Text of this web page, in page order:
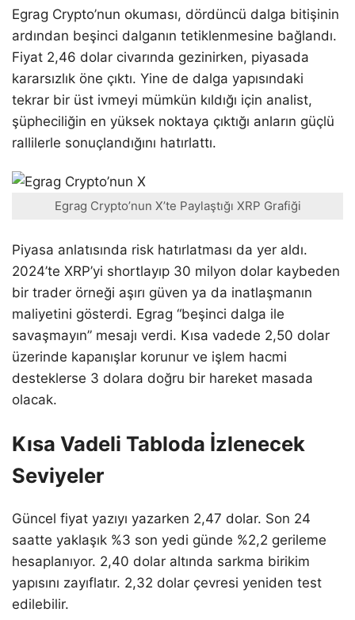
Egrag Crypto’nun okuması, dördüncü dalga bitişinin
ardından beşinci dalganın tetiklenmesine bağlandı.
Fiyat 2,46 dolar civarında gezinirken, piyasada
kararsızlık öne çıktı. Yine de dalga yapısındaki
tekrar bir üst ivmeyi mümkün kıldığı için analist,
şüpheciliğin en yüksek noktaya çıktığı anların güçlü
rallilerle sonuçlandığını hatırlattı.
Egrag Crypto’nun X’te Paylaştığı XRP Grafiği
Piyasa anlatısında risk hatırlatması da yer aldı.
2024’te XRP’yi shortlayıp 30 milyon dolar kaybeden
bir trader örneği aşırı güven ya da inatlaşmanın
maliyetini gösterdi. Egrag “beşinci dalga ile
savaşmayın” mesajı verdi. Kısa vadede 2,50 dolar
üzerinde kapanışlar korunur ve işlem hacmi
desteklerse 3 dolara doğru bir hareket masada
olacak.
Kısa Vadeli Tabloda İzlenecek
Seviyeler
Güncel fiyat yazıyı yazarken 2,47 dolar. Son 24
saatte yaklaşık %3 son yedi günde %2,2 gerileme
hesaplanıyor. 2,40 dolar altında sarkma birikim
yapısını zayıflatır. 2,32 dolar çevresi yeniden test
edilebilir.